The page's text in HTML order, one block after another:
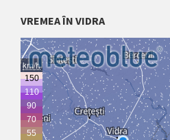
VREMEA ÎN VIDRA